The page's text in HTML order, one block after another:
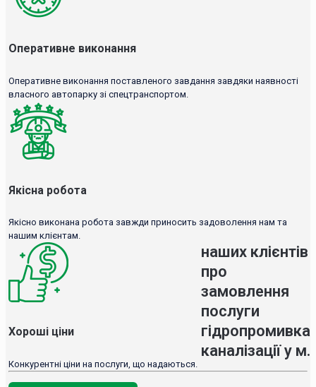
Оперативне виконання
Оперативне виконання поставленого завдання завдяки наявності
власного автопарку зі спецтранспортом.
Якісна робота
Якісно виконана робота завжди приносить задоволення нам та
нашим клієнтам.
Хороші ціни
Конкурентні ціни на послуги, що надаються.
наших клієнтів
про
замовлення
послуги
гідропромивка
каналізації у м.